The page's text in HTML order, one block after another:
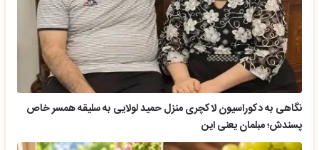
نگاهی به دکوراسیون لاکچری منزل حمید لولایی به سلیقه همسر خاص
پسندش؛ مبلمان یعنی این